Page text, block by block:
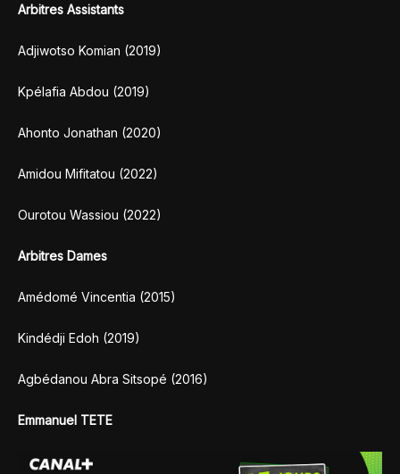
Arbitres Assistants
Adjiwotso Komian (2019)
Kpélafia Abdou (2019)
Ahonto Jonathan (2020)
Amidou Mifitatou (2022)
Ourotou Wassiou (2022)
Arbitres Dames
Amédomé Vincentia (2015)
Kindédji Edoh (2019)
Agbédanou Abra Sitsopé (2016)
Emmanuel TETE